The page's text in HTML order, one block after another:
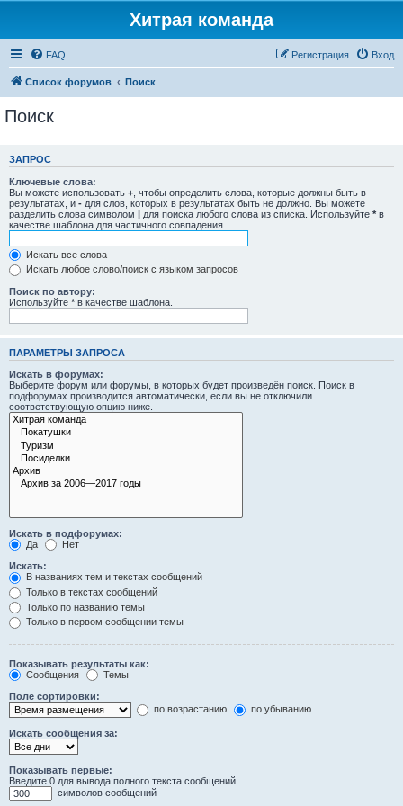
Хитрая команда
FAQ Вход
Регистрация
Список форумов Поиск
Поиск
ЗАПРОС
Ключевые слова:
Вы можете использовать + , чтобы определить слова, которые должны быть в
результатах, и - для слов, которых в результатах быть не должно. Вы можете
разделить слова символом | для поиска любого слова из списка. Используйте * в
качестве шаблона для частичного совпадения.
Искать все слова
Искать любое слово/поиск с языком запросов
Поиск по автору:
Используйте * в качестве шаблона.
ПАРАМЕТРЫ ЗАПРОСА
Искать в форумах:
Выберите форум или форумы, в которых будет произведён поиск. Поиск в
подфорумах производится автоматически, если вы не отключили
соответствующую опцию ниже.
Искать в подфорумах:
Да
Нет
Искать:
В названиях тем и текстах сообщений
Только в текстах сообщений
Только по названию темы
Только в первом сообщении темы
Показывать результаты как:
Сообщения
Темы
Поле сортировки:
по возрастанию
по убыванию
Искать сообщения за:
Показывать первые:
Введите 0 для вывода полного текста сообщений.
символов сообщений